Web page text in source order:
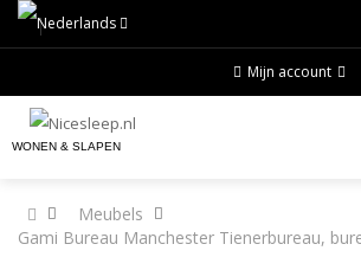
Mijn account
WONEN & SLAPEN
Meubels
Gami Bureau Manchester Tienerbureau,